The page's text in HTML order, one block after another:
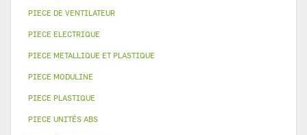
PIECE DE VENTILATEUR
PIECE ELECTRIQUE
PIECE METALLIQUE ET PLASTIQUE
PIECE MODULINE
PIECE PLASTIQUE
PIECE UNITÉS ABS